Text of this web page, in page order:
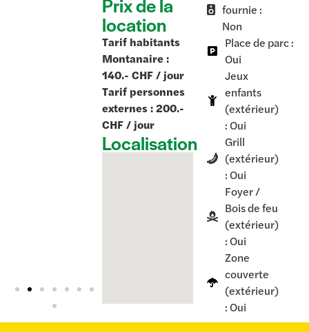
location
Tarif habitants
Montanaire :
140.- CHF / jour
Tarif personnes
externes : 200.-
CHF / jour
Localisation
fournie :
Non
Place de parc :
Oui
Jeux
enfants
(extérieur)
: Oui
Grill
(extérieur)
: Oui
Foyer /
Bois de feu
(extérieur)
: Oui
Zone
couverte
(extérieur)
: Oui